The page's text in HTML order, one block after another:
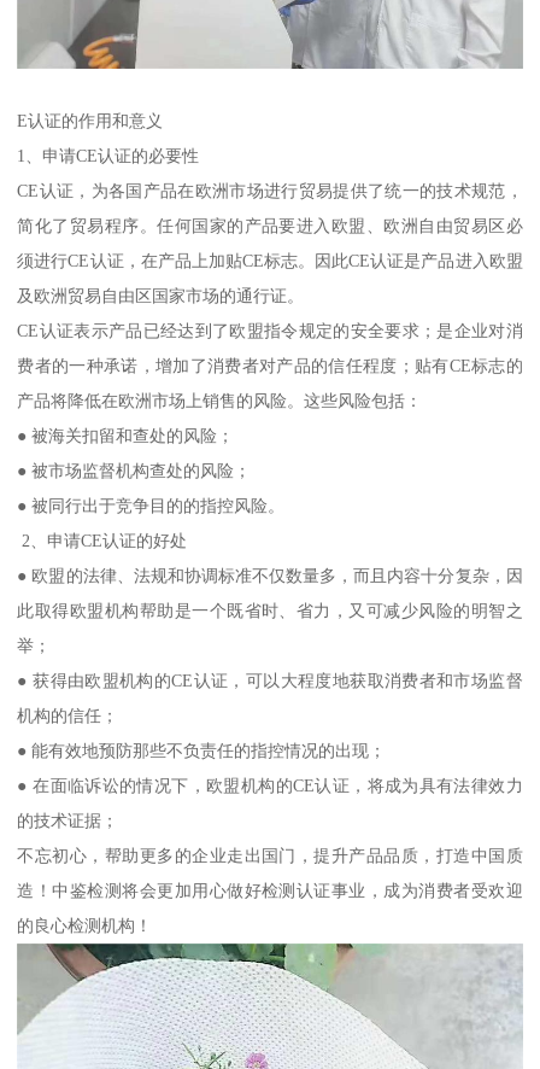
E认证的作用和意义
1、申请CE认证的必要性
CE认证，为各国产品在欧洲市场进行贸易提供了统一的技术规范，
简化了贸易程序。任何国家的产品要进入欧盟、欧洲自由贸易区必
须进行CE认证，在产品上加贴CE标志。因此CE认证是产品进入欧盟
及欧洲贸易自由区国家市场的通行证。
CE认证表示产品已经达到了欧盟指令规定的安全要求；是企业对消
费者的一种承诺，增加了消费者对产品的信任程度；贴有CE标志的
产品将降低在欧洲市场上销售的风险。这些风险包括：
● 被海关扣留和查处的风险；
● 被市场监督机构查处的风险；
● 被同行出于竞争目的的指控风险。
2、申请CE认证的好处
● 欧盟的法律、法规和协调标准不仅数量多，而且内容十分复杂，因
此取得欧盟机构帮助是一个既省时、省力，又可减少风险的明智之
举；
● 获得由欧盟机构的CE认证，可以大程度地获取消费者和市场监督
机构的信任；
● 能有效地预防那些不负责任的指控情况的出现；
● 在面临诉讼的情况下，欧盟机构的CE认证，将成为具有法律效力
的技术证据；
不忘初心，帮助更多的企业走出国门，提升产品品质，打造中国质
造！中鉴检测将会更加用心做好检测认证事业，成为消费者受欢迎
的良心检测机构！